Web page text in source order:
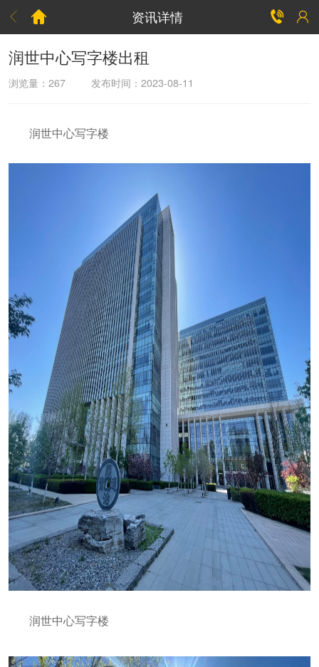
  资讯详情 
润世中心写字楼出租
浏览量： 267 发布时间：2023-08-11
润世中心写字楼
润世中心写字楼